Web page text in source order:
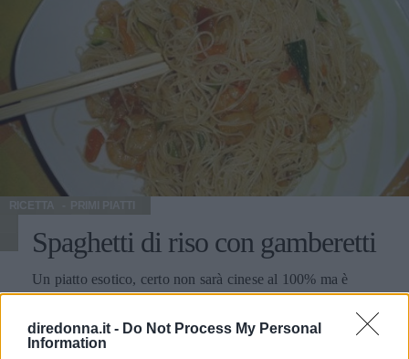
diredonna.it - Do Not Process My Personal
Information
RICETTA
Spaghetti di riso con gamberetti
Un piatto esotico, certo non sarà cinese al 100% ma è
comunque una buona pietanza, caratterizzata da un sapore
insolito per chi non è abituato alla soia e allo zenzero.